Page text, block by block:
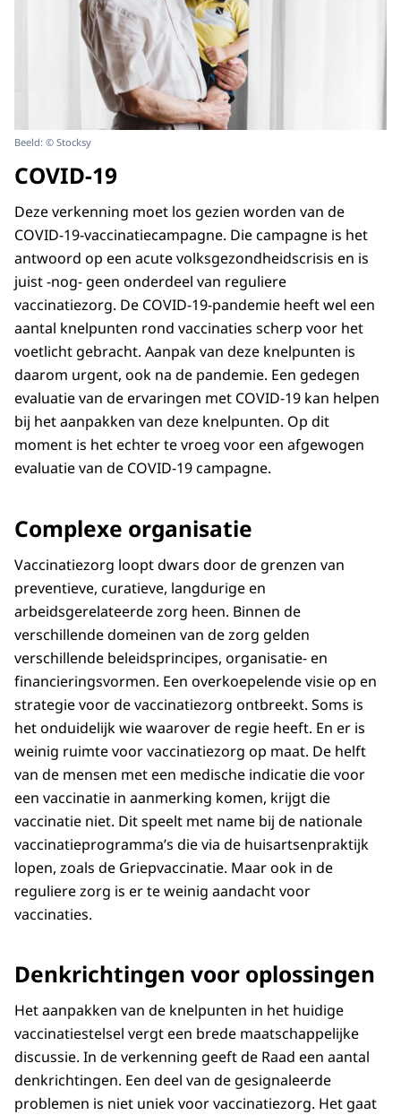
Beeld: © Stocksy
COVID-19
Deze verkenning moet los gezien worden van de
COVID-19-vaccinatiecampagne. Die campagne is het
antwoord op een acute volksgezondheidscrisis en is
juist -nog- geen onderdeel van reguliere
vaccinatiezorg. De COVID-19-pandemie heeft wel een
aantal knelpunten rond vaccinaties scherp voor het
voetlicht gebracht. Aanpak van deze knelpunten is
daarom urgent, ook na de pandemie. Een gedegen
evaluatie van de ervaringen met COVID-19 kan helpen
bij het aanpakken van deze knelpunten. Op dit
moment is het echter te vroeg voor een afgewogen
evaluatie van de COVID-19 campagne.
Complexe organisatie
Vaccinatiezorg loopt dwars door de grenzen van
preventieve, curatieve, langdurige en
arbeidsgerelateerde zorg heen. Binnen de
verschillende domeinen van de zorg gelden
verschillende beleidsprincipes, organisatie- en
financieringsvormen. Een overkoepelende visie op en
strategie voor de vaccinatiezorg ontbreekt. Soms is
het onduidelijk wie waarover de regie heeft. En er is
weinig ruimte voor vaccinatiezorg op maat. De helft
van de mensen met een medische indicatie die voor
een vaccinatie in aanmerking komen, krijgt die
vaccinatie niet. Dit speelt met name bij de nationale
vaccinatieprogramma’s die via de huisartsenpraktijk
lopen, zoals de Griepvaccinatie. Maar ook in de
reguliere zorg is er te weinig aandacht voor
vaccinaties.
Denkrichtingen voor oplossingen
Het aanpakken van de knelpunten in het huidige
vaccinatiestelsel vergt een brede maatschappelijke
discussie. In de verkenning geeft de Raad een aantal
denkrichtingen. Een deel van de gesignaleerde
problemen is niet uniek voor vaccinatiezorg. Het gaat